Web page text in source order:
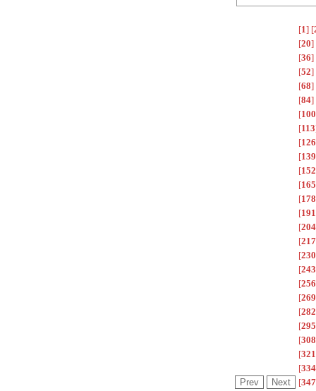
[1] [
[20]
[36]
[52]
[68]
[84]
[100
[113
[126
[139
[152
[165
[178
[191
[204
[217
[230
[243
[256
[269
[282
[295
[308
[321
[334
[347